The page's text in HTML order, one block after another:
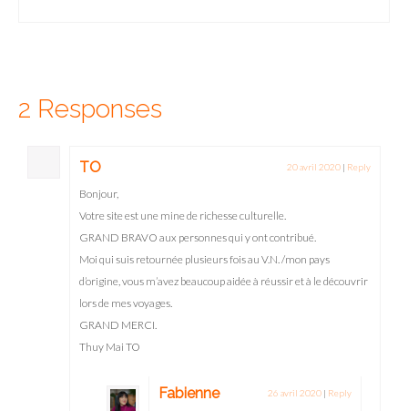
2 Responses
TO 20 avril 2020 | Reply
Bonjour,
Votre site est une mine de richesse culturelle.
GRAND BRAVO aux personnes qui y ont contribué.
Moi qui suis retournée plusieurs fois au V.N. /mon pays
d’origine, vous m’avez beaucoup aidée à réussir et à le découvrir
lors de mes voyages.
GRAND MERCI.
Thuy Mai TO
Fabienne 26 avril 2020 | Reply